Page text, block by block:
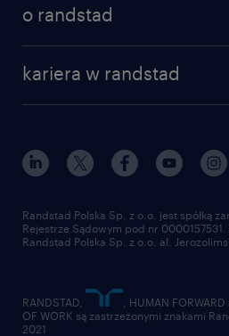
praca w amazon
o randstad
dla mediów
dla dostawców
kariera w randstad
nasz świat
pracuj w randstad
złóż CV
Randstad Polska Sp. z o.o. jest spółką
Rejestrze Sądowym pod nr
Randstad Polska Sp. z o.o. al.
RANDSTAD,
, HUMAN
OF WORK są zastrzeżonymi znakami
2021